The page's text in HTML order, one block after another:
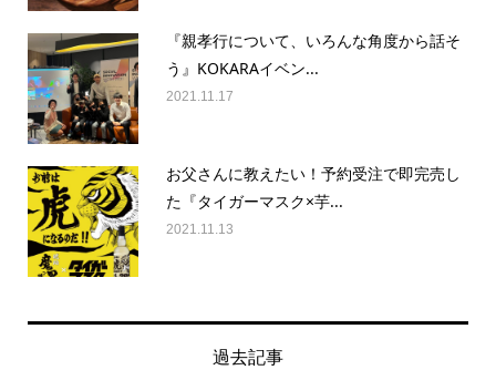
『親孝行について、いろんな角度から話そ
う』KOKARAイベン...
2021.11.17
お父さんに教えたい！予約受注で即完売し
た『タイガーマスク×芋...
2021.11.13
過去記事